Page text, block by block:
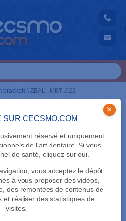
SUR CECSMO.COM
réservé et uniquement
de l'art dentaire. Si vous
de santé, cliquez sur oui.
vous acceptez le dépôt
à vous proposer des vidéos,
des remontées de contenus de
et réaliser des statistiques de
visites.
×
brackets \ ZEAL - MBT .022